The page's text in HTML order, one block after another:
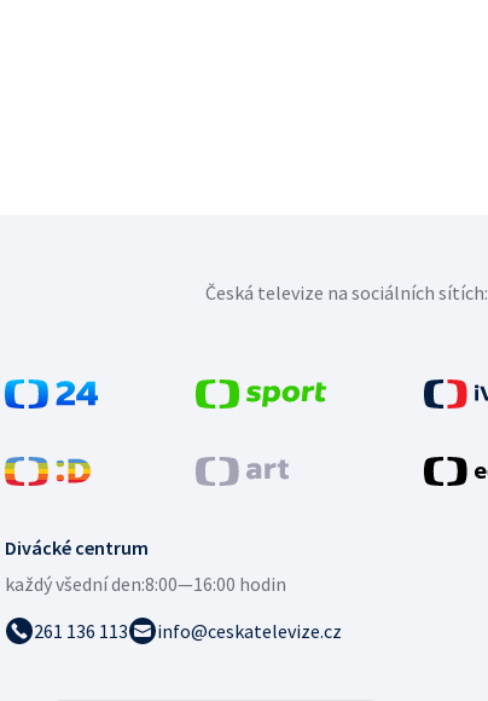
Divácké centrum
každý všední den:8:00—16:00 hodin
261 136 113
info@ceskatelevize.cz
Česká televize na sociálních sítích: